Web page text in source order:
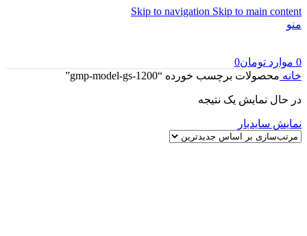
Skip to navigation Skip to main content
منو
0 موارد تومان0
خانه محصولات برچسب خورده “gmp-model-gs-1200”
در حال نمایش یک نتیجه
نمایش سایدبار